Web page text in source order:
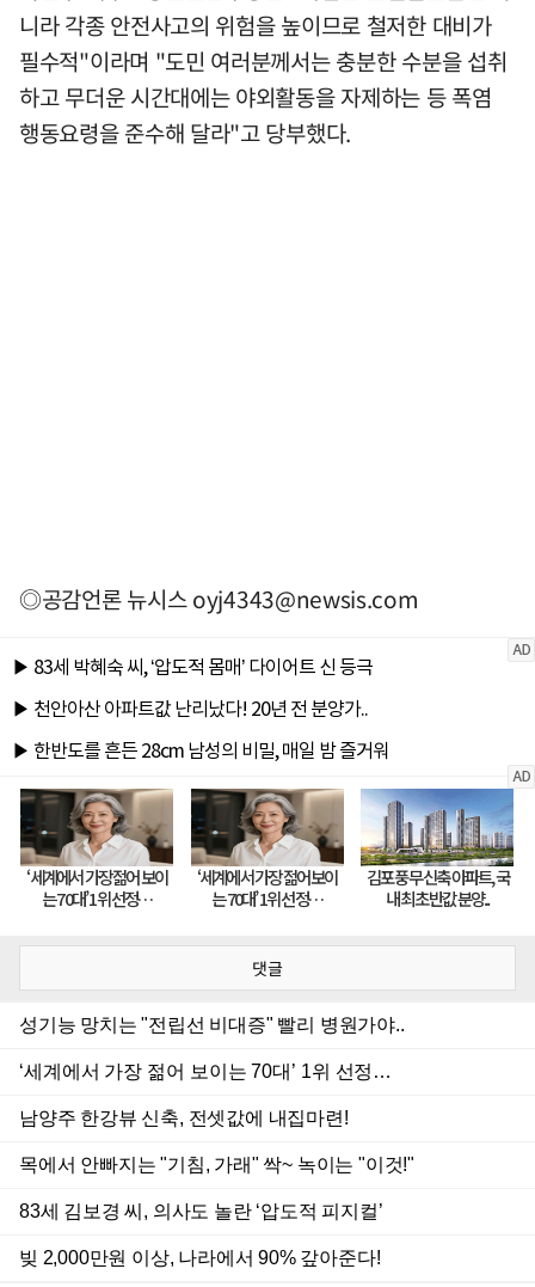
니라 각종 안전사고의 위험을 높이므로 철저한 대비가
필수적"이라며 "도민 여러분께서는 충분한 수분을 섭취
하고 무더운 시간대에는 야외활동을 자제하는 등 폭염
행동요령을 준수해 달라"고 당부했다.
◎공감언론 뉴시스oyj4343@newsis.com
댓글